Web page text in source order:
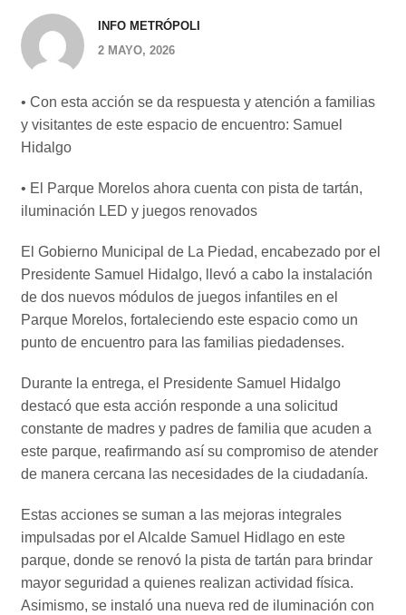
INFO METRÓPOLI
2 MAYO, 2026
• Con esta acción se da respuesta y atención a familias
y visitantes de este espacio de encuentro: Samuel
Hidalgo
• El Parque Morelos ahora cuenta con pista de tartán,
iluminación LED y juegos renovados
El Gobierno Municipal de La Piedad, encabezado por el
Presidente Samuel Hidalgo, llevó a cabo la instalación
de dos nuevos módulos de juegos infantiles en el
Parque Morelos, fortaleciendo este espacio como un
punto de encuentro para las familias piedadenses.
Durante la entrega, el Presidente Samuel Hidalgo
destacó que esta acción responde a una solicitud
constante de madres y padres de familia que acuden a
este parque, reafirmando así su compromiso de atender
de manera cercana las necesidades de la ciudadanía.
Estas acciones se suman a las mejoras integrales
impulsadas por el Alcalde Samuel Hidlago en este
parque, donde se renovó la pista de tartán para brindar
mayor seguridad a quienes realizan actividad física.
Asimismo, se instaló una nueva red de iluminación con